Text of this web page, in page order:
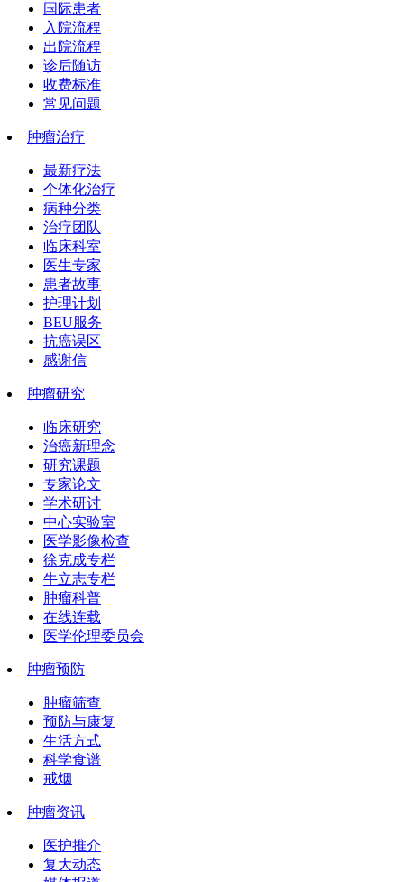
国际患者
入院流程
出院流程
诊后随访
收费标准
常见问题
肿瘤治疗
最新疗法
个体化治疗
病种分类
治疗团队
临床科室
医生专家
患者故事
护理计划
BEU服务
抗癌误区
感谢信
肿瘤研究
临床研究
治癌新理念
研究课题
专家论文
学术研讨
中心实验室
医学影像检查
徐克成专栏
牛立志专栏
肿瘤科普
在线连载
医学伦理委员会
肿瘤预防
肿瘤筛查
预防与康复
生活方式
科学食谱
戒烟
肿瘤资讯
医护推介
复大动态